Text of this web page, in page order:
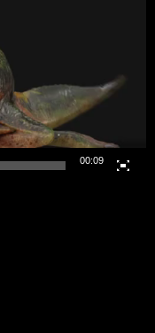
00:09